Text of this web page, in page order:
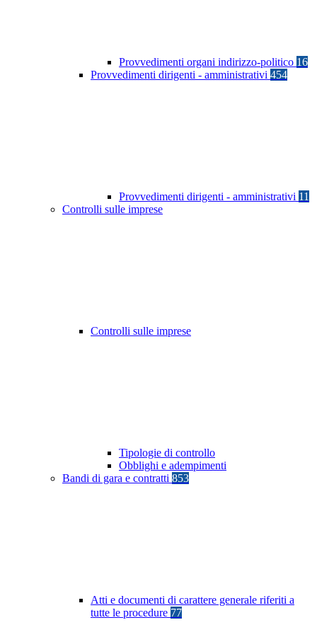
Provvedimenti organi indirizzo-politico 16
Provvedimenti dirigenti - amministrativi 454
Provvedimenti dirigenti - amministrativi 11
Controlli sulle imprese
Controlli sulle imprese
Tipologie di controllo
Obblighi e adempimenti
Bandi di gara e contratti 853
Atti e documenti di carattere generale riferiti a
tutte le procedure 77